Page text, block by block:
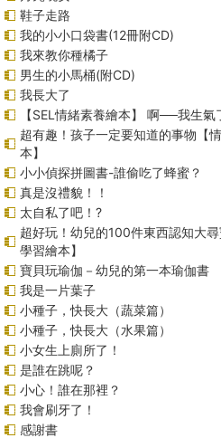
鞋子走路
我的小小口袋書(12冊附CD)
我來教你種橘子
男生的小馬桶(附CD)
我長大了
【SEL情緒素養繪本】 啊──我生氣
超有趣！孩子一定要知道的事物【
本】
小小偵探拼圖書-誰偷吃了蜂蜜？
真是沒禮貌！！
太自私了吧！?
超好玩！幼兒的100件東西認知大
學習繪本】
寶貝玩瑜伽－幼兒的第一本瑜伽書
我是一片葉子
小種子，快長大（蔬菜篇）
小種子，快長大（水果篇）
小女生上廁所了！
是誰在跳呢？
小心！誰在那裡？
我會刷牙了！
感謝書